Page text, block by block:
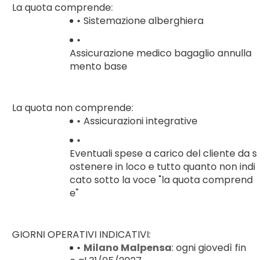
La quota comprende:
Sistemazione alberghiera
Assicurazione medico bagaglio annulla
mento base
La quota non comprende:
Assicurazioni integrative
Eventuali spese a carico del cliente da s
ostenere in loco e tutto quanto non indi
cato sotto la voce "la quota comprend
e"
GIORNI OPERATIVI INDICATIVI:
Milano Malpensa: ogni giovedì fin